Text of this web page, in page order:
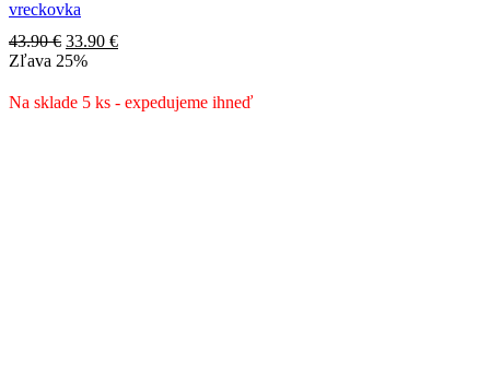
vreckovka
43.90€ Pôvodná
cena
43.90 €.
33.90 €Aktuálna
33.90 €.
Zľava 25%
Na sklade 5 ks - expedujeme ihneď